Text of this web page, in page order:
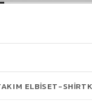
ELBISET-SHIRT